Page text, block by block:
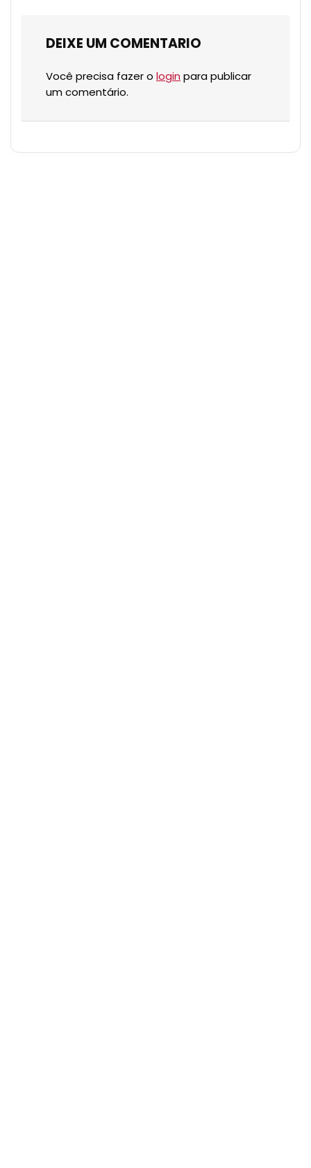
DEIXE UM COMENTARIO
Você precisa fazer o login para publicar
um comentário.